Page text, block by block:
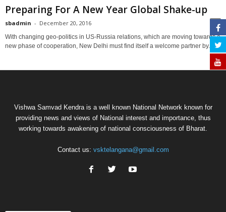
Preparing For A New Year Global Shake-up
sbadmin - December 20, 2016
With changing geo-politics in US-Russia relations, which are moving towards a
new phase of cooperation, New Delhi must find itself a welcome partner by...
Vishwa Samvad Kendra is a well known National Network known for
providing news and views of National interest and importance, thus
working towards awakening of national consciousness of Bharat.
Contact us: vsktelangana@gmail.com